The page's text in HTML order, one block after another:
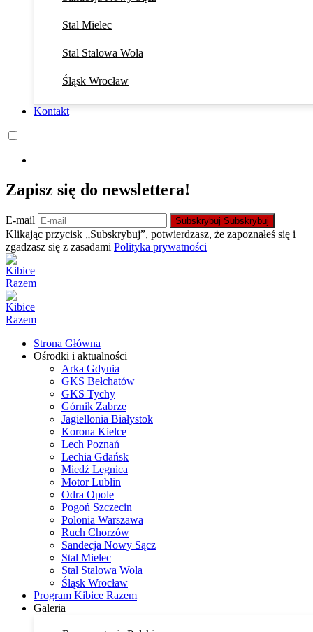
Stal Mielec
Stal Stalowa Wola
Śląsk Wrocław
Kontakt
Zapisz się do newslettera!
E-mail Subskrybuj Subskrybuj
Klikając przycisk „Subskrybuj”, potwierdzasz, że zapoznałeś się i
zgadzasz się z zasadami Polityka prywatności
Strona Główna
Ośrodki i aktualności
Arka Gdynia
GKS Bełchatów
GKS Tychy
Górnik Zabrze
Jagiellonia Białystok
Korona Kielce
Lech Poznań
Lechia Gdańsk
Miedź Legnica
Motor Lublin
Odra Opole
Pogoń Szczecin
Polonia Warszawa
Ruch Chorzów
Sandecja Nowy Sącz
Stal Mielec
Stal Stalowa Wola
Śląsk Wrocław
Program Kibice Razem
Galeria